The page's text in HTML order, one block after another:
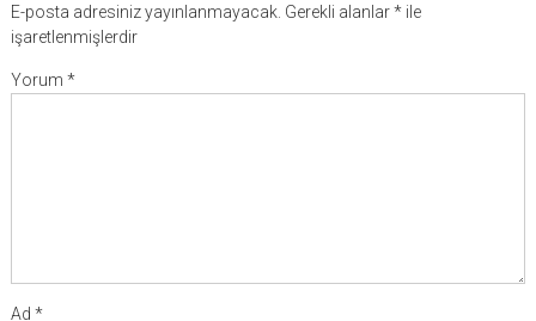
E-posta adresiniz yayınlanmayacak. Gerekli alanlar*ile
işaretlenmişlerdir
Yorum *
Ad *